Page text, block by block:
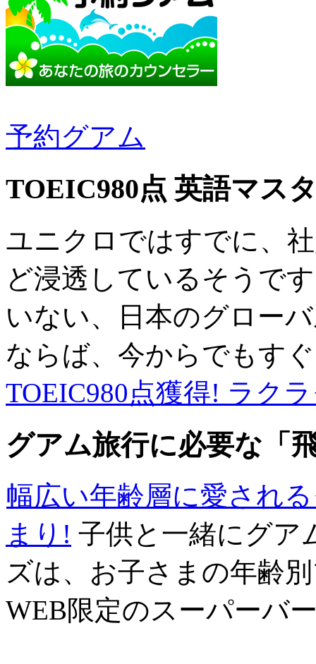
予約グアム
TOEIC980点 英語マス
ユニクロではすでに、
ど浸透しているそうで
いない、日本のグロー
ならば、今からでもす
TOEIC980点獲得! ラク
グアム旅行に必要な「
幅広い年齢層に愛され
まり! 子供と一緒にグア
ズは、お子さまの年齢
WEB限定のスーパーバ